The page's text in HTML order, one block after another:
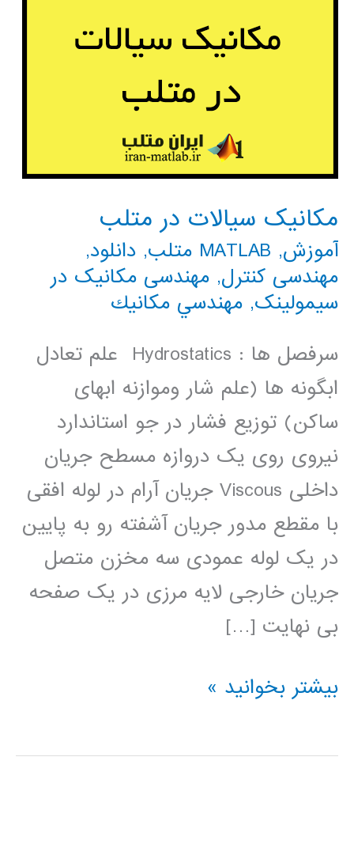
مکانیک سیالات در متلب
آموزش, MATLAB متلب , دانلود,
مهندسی کنترل, مهندسی مکانیک در
سیمولینک, مهندسي مكانيك
سرفصل ها : Hydrostatics علم تعادل
ابگونه ها (علم شار وموازنه ابهای
ساکن) توزیع فشار در جو استاندارد
نیروی روی یک دروازه مسطح جریان
داخلی Viscous جریان آرام در لوله افقی
با مقطع مدور جریان آشفته رو به پایین
در یک لوله عمودی سه مخزن متصل
جریان خارجی لایه مرزی در یک صفحه
بی نهایت […]
مکانیک
در
بیشتر بخوانید »